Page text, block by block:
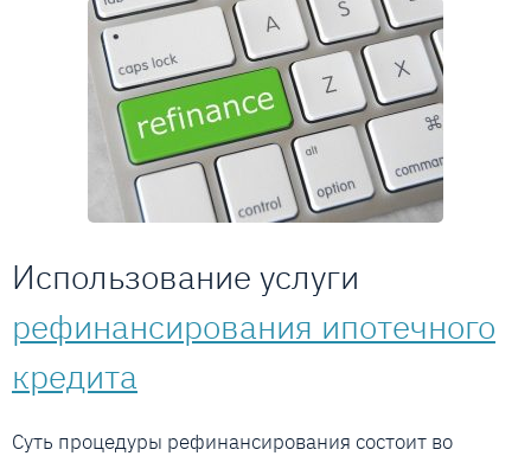
Использование услуги
рефинансирования ипотечного
кредита
Суть процедуры рефинансирования состоит во